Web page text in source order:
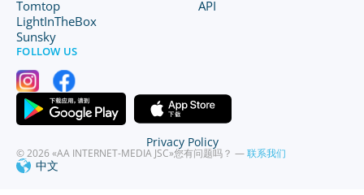
Tomtop
LightInTheBox
Sunsky
API
FOLLOW US
© 2026 «AA INTERNET-MEDIA JSC»您有问题吗？ —联系我们
中文
Privacy Policy